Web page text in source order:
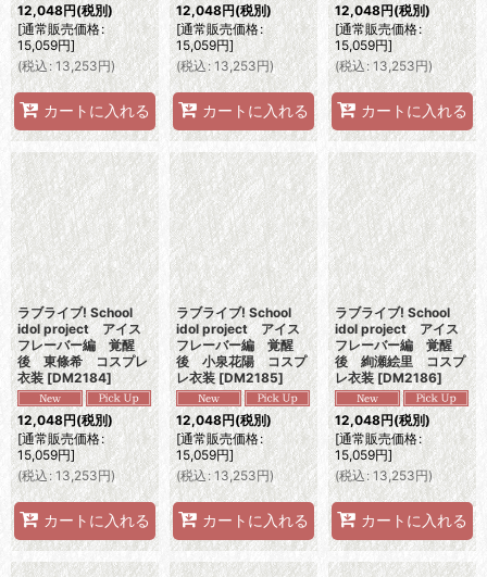
12,048円(税別)
[通常販売価格:
15,059円]
(税込: 13,253円)
カートに入れる
12,048円(税別)
[通常販売価格:
15,059円]
(税込: 13,253円)
カートに入れる
12,048円(税別)
[通常販売価格:
15,059円]
(税込: 13,253円)
カートに入れる
ラブライブ! School
idol project アイス
フレーバー編 覚醒
後 東條希 コスプレ
衣装 [DM2184]
12,048円(税別)
[通常販売価格:
15,059円]
(税込 : 13,253円)
カートに入れる
ラブライブ! School
idol project アイス
フレーバー編 覚醒
後 小泉花陽 コスプ
レ衣装 [DM2185]
12,048円(税別)
[通常販売価格:
15,059円]
(税込: 13,253円)
カートに入れる
ラブライブ! School
idol project アイス
フレーバー編 覚醒
後 絢瀬絵里 コスプ
レ衣装 [DM2186]
12,048円(税別)
[通常販売価格:
15,059円]
(税込: 13,253円)
カートに入れる